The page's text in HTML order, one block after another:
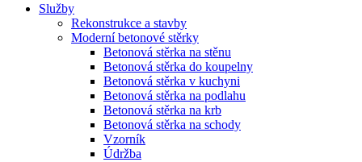
Služby
Rekonstrukce a stavby
Moderní betonové stěrky
Betonová stěrka na stěnu
Betonová stěrka do koupelny
Betonová stěrka v kuchyni
Betonová stěrka na podlahu
Betonová stěrka na krb
Betonová stěrka na schody
Vzorník
Údržba